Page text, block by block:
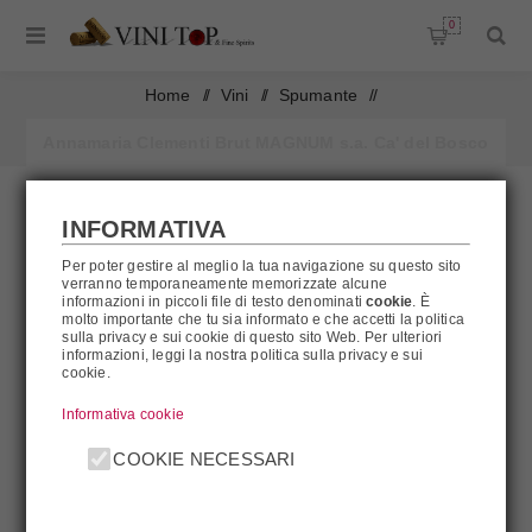
0
Home / Vini / Spumante /
AL MOMENTO NON DISPONIBILE
INFORMATIVA
Per poter gestire al meglio la tua navigazione su questo sito
verranno temporaneamente memorizzate alcune
informazioni in piccoli file di testo denominaticookie . È
molto importante che tu sia informato e che accetti la politica
sulla privacy e sui cookie di questo sito Web. Per ulteriori
informazioni, leggi la nostra politica sulla privacy e sui
cookie.
Informativa cookie
COOKIE NECESSARI